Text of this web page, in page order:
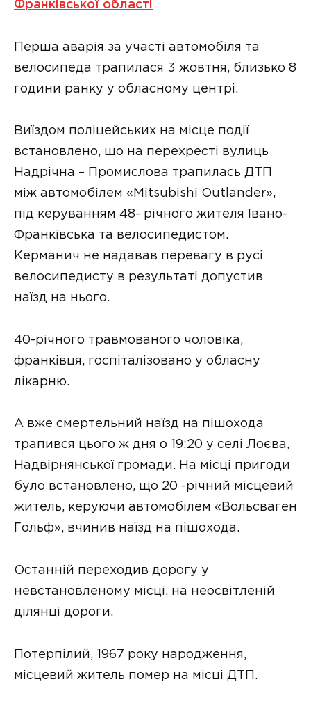
Франківської області
Перша аварія за участі автомобіля та
велосипеда трапилася 3 жовтня, близько 8
години ранку у обласному центрі.
Виїздом поліцейських на місце події
встановлено, що на перехресті вулиць
Надрічна – Промислова трапилась ДТП
між автомобілем «Mitsubishi Outlander»,
під керуванням 48- річного жителя Івано-
Франківська та велосипедистом.
Керманич не надавав перевагу в русі
велосипедисту в результаті допустив
наїзд на нього.
40-річного травмованого чоловіка,
франківця, госпіталізовано у обласну
лікарню.
А вже смертельний наїзд на пішохода
трапився цього ж дня о 19:20 у селі Лоєва,
Надвірнянської громади. На місці пригоди
було встановлено, що 20 -річний місцевий
житель, керуючи автомобілем «Вольсваген
Гольф», вчинив наїзд на пішохода.
Останній переходив дорогу у
невстановленому місці, на неосвітленій
ділянці дороги.
Потерпілий, 1967 року народження,
місцевий житель помер на місці ДТП.